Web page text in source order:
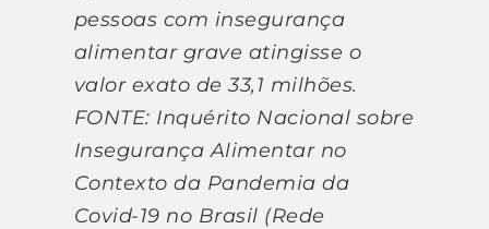
pessoas com insegurança
alimentar grave atingisse o
valor exato de 33,1 milhões.
FONTE: Inquérito Nacional sobre
Insegurança Alimentar no
Contexto da Pandemia da
Covid-19 no Brasil (Rede